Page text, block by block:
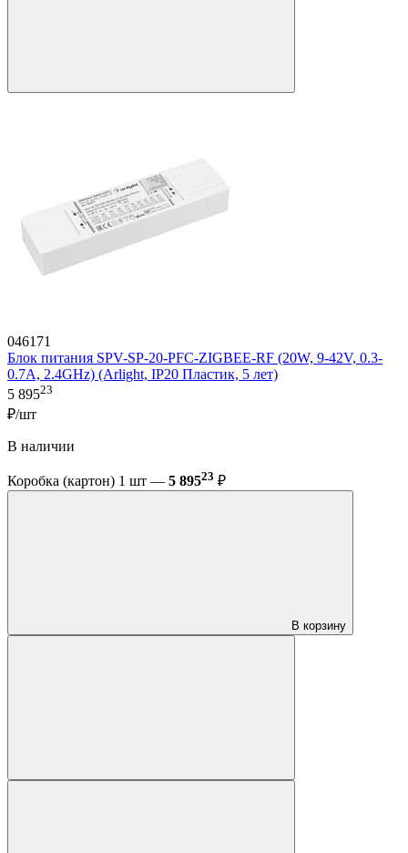
046171
Блок питания SPV-SP-20-PFC-ZIGBEE-RF (20W, 9-42V, 0.3-
0.7A, 2.4GHz) (Arlight, IP20 Пластик, 5 лет)
5 89523
₽/шт
В наличии
Коробка (картон) 1 шт — 5 89523 ₽
В корзину